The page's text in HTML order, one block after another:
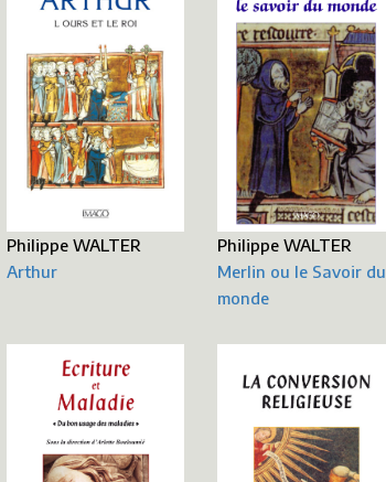
Philippe WALTER
Arthur
Philippe WALTER
Merlin ou le Savoir du
monde